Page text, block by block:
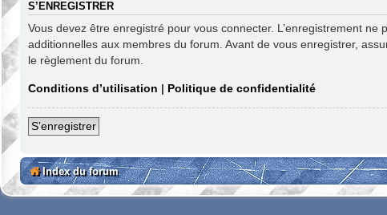
S’ENREGISTRER
Vous devez être enregistré pour vous connecter. L’enregistrement
additionnelles aux membres du forum. Avant de vous enregistrer,
le règlement du forum.
Conditions d’utilisation | Politique de confidentialité
S’enregistrer
Index du forum